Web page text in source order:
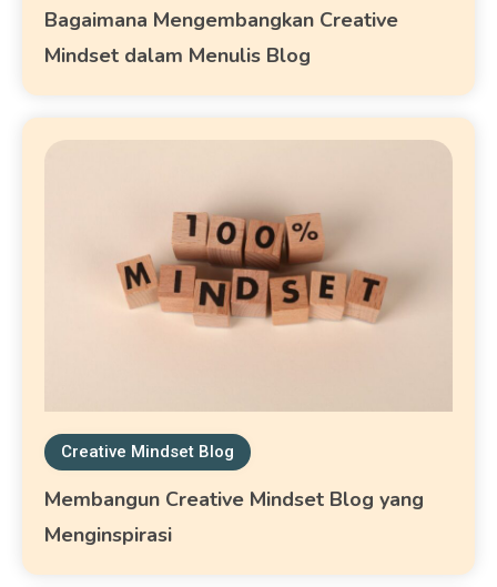
Bagaimana Mengembangkan Creative
Mindset dalam Menulis Blog
Creative Mindset Blog
Membangun Creative Mindset Blog yang
Menginspirasi